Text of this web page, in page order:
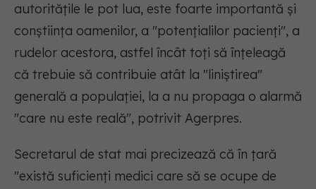
autorităţile le pot lua, este foarte importantă şi
conştiinţa oamenilor, a "potenţialilor pacienţi", a
rudelor acestora, astfel încât toţi să înţeleagă
că trebuie să contribuie atât la "liniştirea"
generală a populaţiei, la a nu propaga o alarmă
"care nu este reală", potrivit Agerpres.
Secretarul de stat mai precizează că în țară
"există suficienţi medici care să se ocupe de